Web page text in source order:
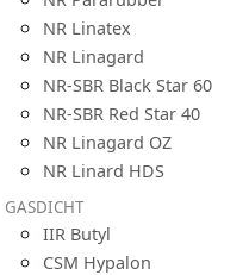
NR Linatex
NR Linagard
NR-SBR Black Star 60
NR-SBR Red Star 40
NR Linagard OZ
NR Linard HDS
GASDICHT
IIR Butyl
CSM Hypalon